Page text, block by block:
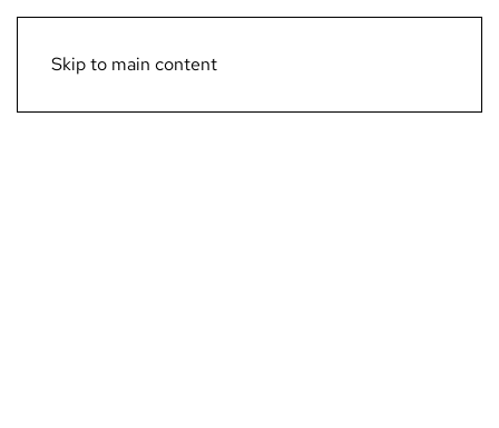
Skip to main content
Menú